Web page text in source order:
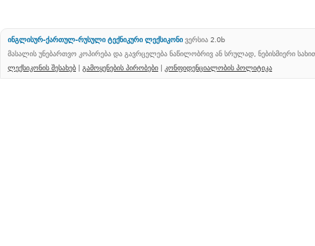
ინგლისურ-ქართულ-რუსული ტექნიკური ლექსიკონი ვერსია 2.0b
მასალის უნებართვო კოპირება და გავრცელება ნაწილობრივ ან სრულად, ნებისმიერი
ლექსიკონის შესახებ | გამოყენების პირობები | კონფიდენციალობის პოლიტიკა